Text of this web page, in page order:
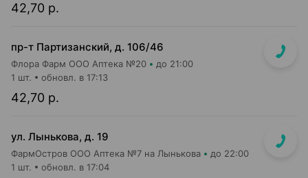
42,70 р.
пр-т Партизанский, д. 106/46
Флора Фарм ООО Аптека №20 до 21:00
42,70 р.
1 шт. обновл. в 17:13
ул. Лынькова, д. 19
ФармОстров ООО Аптека №7 на Лынькова до 22:00
1 шт. обновл. в 17:04